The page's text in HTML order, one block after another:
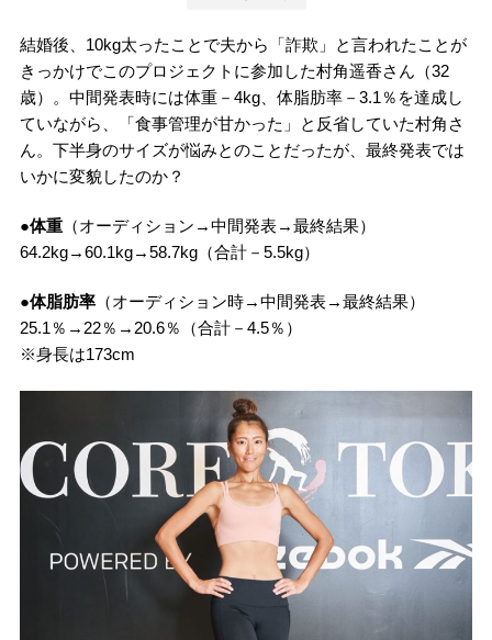
結婚後、10kg太ったことで夫から「詐欺」と言われたことが
きっかけでこのプロジェクトに参加した村角遥香さん（32
歳）。中間発表時には体重－4kg、体脂肪率－3.1％を達成し
ていながら、「食事管理が甘かった」と反省していた村角さ
ん。下半身のサイズが悩みとのことだったが、最終発表では
いかに変貌したのか？
●体重（オーディション→中間発表→最終結果）
64.2kg→60.1kg→58.7kg（合計－5.5kg）
●体脂肪率（オーディション時→中間発表→最終結果）
25.1％→22％→20.6％（合計－4.5％）
※身長は173cm